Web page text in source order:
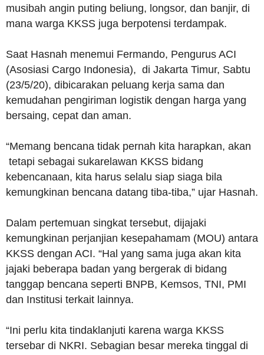
musibah angin puting beliung, longsor, dan banjir, di
mana warga KKSS juga berpotensi terdampak.
Saat Hasnah menemui Fermando, Pengurus ACI
(Asosiasi Cargo Indonesia), di Jakarta Timur, Sabtu
(23/5/20), dibicarakan peluang kerja sama dan
kemudahan pengiriman logistik dengan harga yang
bersaing, cepat dan aman.
“Memang bencana tidak pernah kita harapkan, akan
tetapi sebagai sukarelawan KKSS bidang
kebencanaan, kita harus selalu siap siaga bila
kemungkinan bencana datang tiba-tiba,” ujar Hasnah.
Dalam pertemuan singkat tersebut, dijajaki
kemungkinan perjanjian kesepahamam (MOU) antara
KKSS dengan ACI. “Hal yang sama juga akan kita
jajaki beberapa badan yang bergerak di bidang
tanggap bencana seperti BNPB, Kemsos, TNI, PMI
dan Institusi terkait lainnya.
“Ini perlu kita tindaklanjuti karena warga KKSS
tersebar di NKRI. Sebagian besar mereka tinggal di